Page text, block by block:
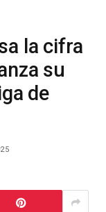
la cifra
su
de